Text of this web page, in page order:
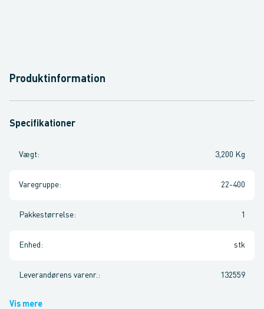
Produktinformation
Specifikationer
Vægt: 3,200 Kg
Varegruppe: 22-400
Pakkestørrelse: 1
Enhed : stk
Leverandørens varenr. : 132559
Vis mere